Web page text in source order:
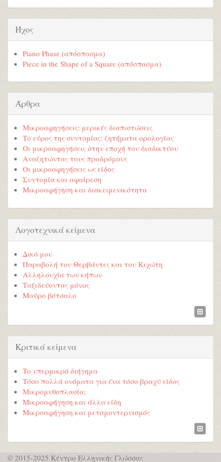
Ήχος
Piano Phase (απόσπασμα)
Piece in the Shape of a Square (απόσπασμα)
Άρθρα
Μικροαφηγήσεις: μερικές διαπιστώσεις
Το εύρος της συντομίας: ζητήματα ορολογίας
Οι μικροαφηγήσεις στην εποχή του διαδικτύου
Αναζητώντας τους προδρόμους
Οι μικροαφηγήσεις ως είδος
Συντομία και αφαίρεση
Μικροαφήγηση και διακειμενικότητα
Λογοτεχνικά κείμενα
Δικό μου
Παραβολή του Θερβάντες και του Κιχώτη
Αλληλουχία των κήπων
Ταξιδεύοντας μόνος
Μαύρο βότσαλο
Κριτικά κείμενα
Το υπερμικρό διήγημα
Τόσο πολλά ονόματα για ένα τόσο βραχύ είδος
Μικρομυθοπλασία;
Μικροαφήγηση και άλλα είδη
Μικροαφήγηση και μεταμοντερνισμός
© 2015-2025 Κέντρο Ελληνικής Γλώσσας